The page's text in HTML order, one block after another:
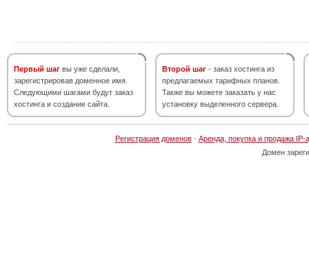
Первый шаг вы уже сделали,
зарегистрировав доменное имя.
Следующими шагами будут заказ
хостинга и создание сайта.
Второй шаг - заказ хостинга из
предлагаемых тарифных планов.
Также вы можете заказать у нас
установку выделенного сервера.
Регистрация доменов· Аренда, покупка и продажа IP-
Домен